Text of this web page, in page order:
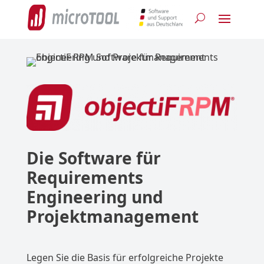
Die Software für
Requirements
Engineering und
Projektmanagement
Legen Sie die Basis für erfolgreiche Projekte